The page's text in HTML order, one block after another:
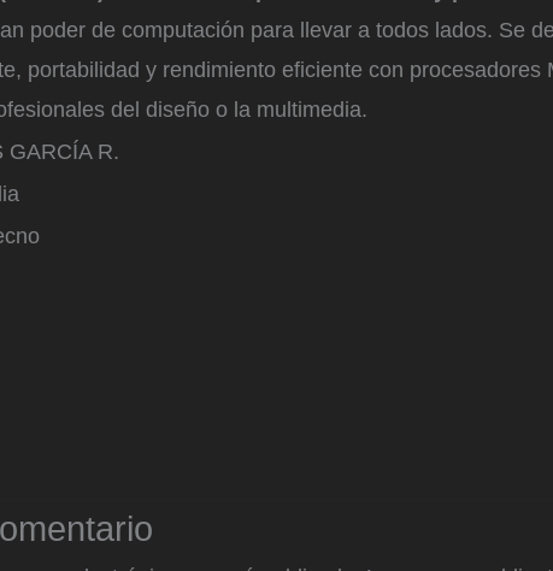
poder de computación para llevar a todos lados. Se
portabilidad y rendimiento eficiente con procesadores
del diseño o la multimedia.
GARCÍA R.